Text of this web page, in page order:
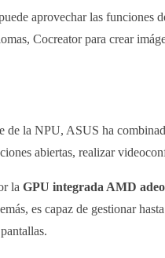
aprovechar las funciones
Cocreator para crear
de la NPU, ASUS ha
abiertas, realizar
la GPU integrada AMD
es capaz de gestionar